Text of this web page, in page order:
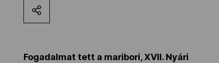
Kettőskarrier-program
Fogadalmat tett a maribori, XVII. Nyári